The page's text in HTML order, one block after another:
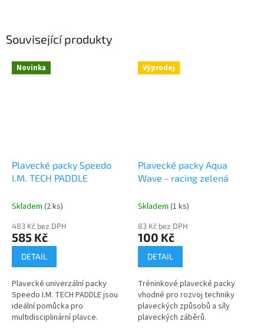
Související produkty
Novinka
Plavecké packy Speedo
I.M. TECH PADDLE
Skladem (2 ks)
483 Kč bez DPH
585 Kč
DETAIL
Plavecké univerzální packy
Speedo I.M. TECH PADDLE jsou
ideální pomůcka pro
multidisciplinární plavce.
Výprodej
Plavecké packy Aqua
Wave - racing zelená
Skladem (1 ks)
83 Kč bez DPH
100 Kč
DETAIL
Tréninkové plavecké packy
vhodné pro rozvoj techniky
plaveckých způsobů a síly
plaveckých záběrů.